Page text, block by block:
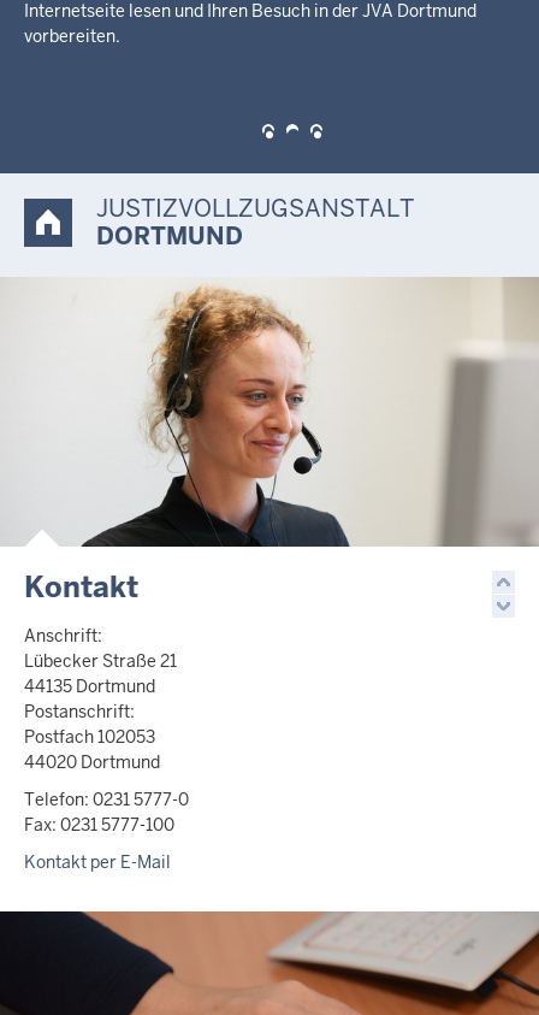
Justizvollzugsanstalt Dortmund.
JUSTIZVOLLZUGSANSTALT
DORTMUND
Kontakt
Anschrift:
Lübecker Straße 21
44135 Dortmund
Postanschrift:
Postfach 102053
44020 Dortmund
Telefon: 0231 5777-0
Fax: 0231 5777-100
Kontakt per E-Mail